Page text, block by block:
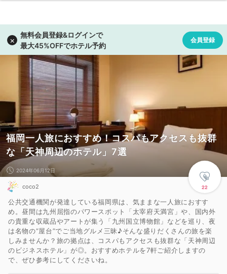
福岡一人旅におすすめ！コスパもアクセスも抜群
な「天神周辺のホテル」7選
22
2024年06月12日
coco2
公共交通機関が発達している福岡県は、気ままな一人旅におすす
め。昼間は九州屈指のパワースポット「太宰府天満宮」や、国内外
の貴重な収蔵品やアートが集う「九州国立博物館」などを巡り、夜
は名物の“屋台”でご当地グルメ三昧♪そんな盛りだくさんの旅を楽
しみませんか？旅の拠点は、コスパもアクセスも抜群な「天神周辺
のビジネスホテル」が◎。おすすめホテルを7軒ご紹介しますの
で、ぜひ参考にしてくださいね。